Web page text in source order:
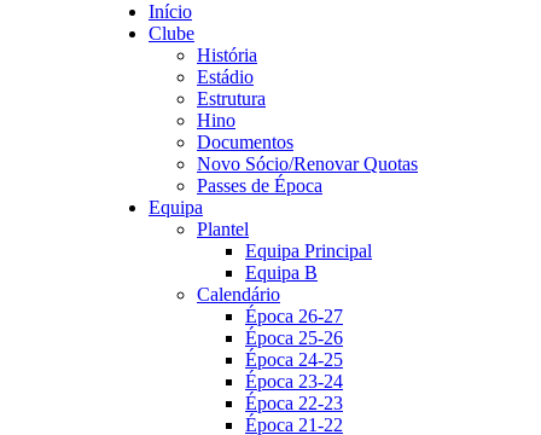
Início
Clube
História
Estádio
Estrutura
Hino
Documentos
Novo Sócio/Renovar Quotas
Passes de Época
Equipa
Plantel
Equipa Principal
Equipa B
Calendário
Época 26-27
Época 25-26
Época 24-25
Época 23-24
Época 22-23
Época 21-22